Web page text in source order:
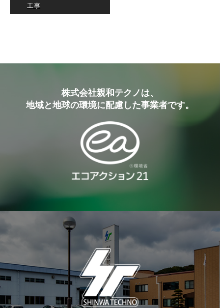
工事
株式会社親和テクノは、
地域と地球の環境に配慮した事業者です。